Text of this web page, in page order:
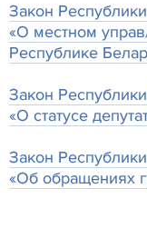
Закон
«О местном
Республике
Закон
«О статусе
Закон
«Об обращениях